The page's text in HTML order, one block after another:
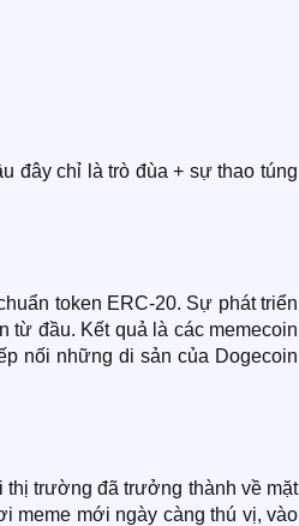
đây chỉ là trò đùa + sự thao túng
token ERC-20. Sự phát triển
từ đầu. Kết quả là các memecoin
nối những di sản của Dogecoin
thị trường đã trưởng thành về mặt
meme mới ngày càng thú vị, vào